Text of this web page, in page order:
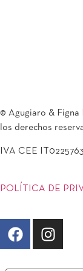
© Agugiaro & Figna
los derechos
IVA CEE
POLÍTICA DE